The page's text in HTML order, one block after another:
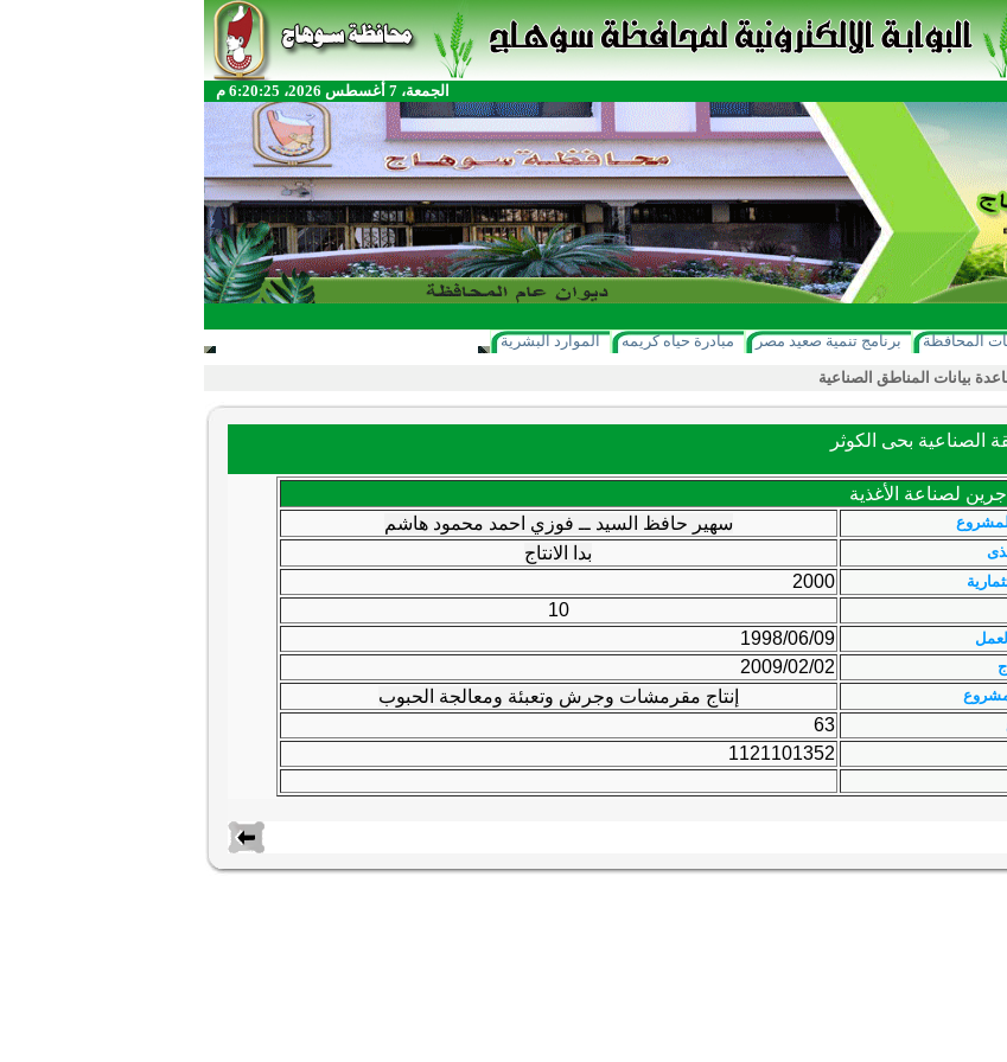
الجمعة، 7 أغسطس 2026، 6:20:25 م
المحافظة برنامج تنمية صعيد مصر مبادرة حياه كريمه الموارد البشرية
بيانات المناطق الصناعية
بحى الكوثر
لصناعة الأغذية
سهير حافظ السيد ــ فوزي احمد محمود هاشم
بدا الانتاج
2000
10
1998/06/09
2009/02/02
إنتاج مقرمشات وجرش وتعبئة ومعالجة الحبوب
63
1121101352